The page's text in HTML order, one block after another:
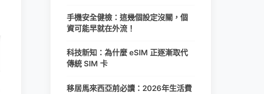
手機安全健檢：這幾個設定沒關，個
資可能早就在外流！
科技新知：為什麼 eSIM 正逐漸取代
傳統 SIM 卡
移居馬來西亞前必讀：2026年生活費